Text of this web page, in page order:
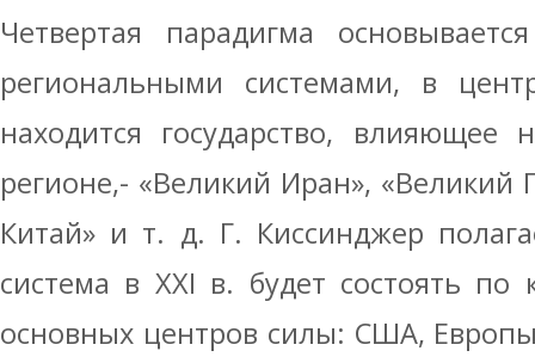
Четвертая парадигма
региональными системами, в
находится государство, влияющее
регионе,- «Великий Иран», «Великий
Китай» и т. д. Г. Киссинджер
система в XXI в. будет состоять
основных центров силы: США,